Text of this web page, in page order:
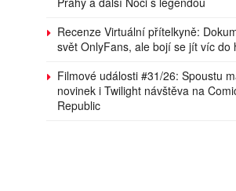
Recenze Virtuální přítelkyně:
svět OnlyFans, ale bojí se jít víc do
Filmové události #31/26: Spoustu
novinek i Twilight návštěva na
Republic